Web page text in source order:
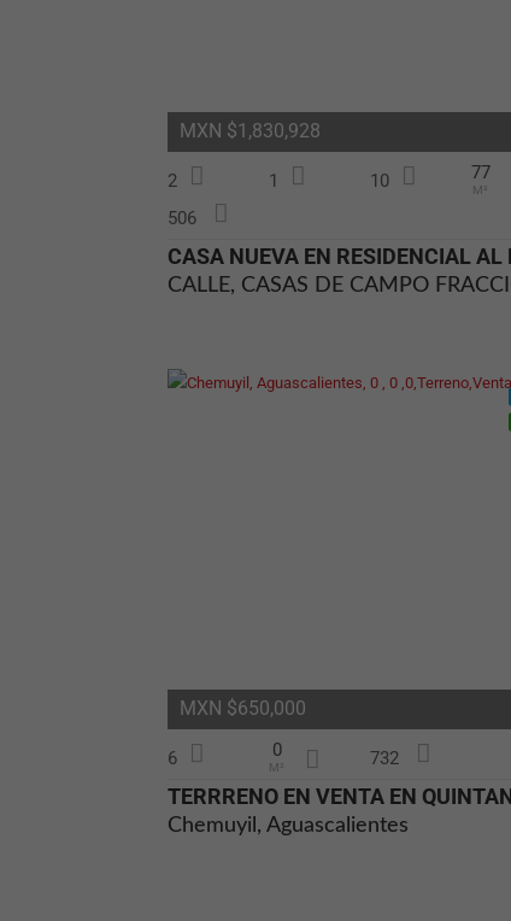
2 1 10 77
M²
506
MXN $1,830,928
Chemuyil, Aguascalientes
6 0
M² 732
MXN $650,000